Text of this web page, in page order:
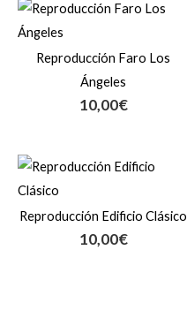
Reproducción Faro Los
Ángeles
10,00€
Reproducción Edificio Clásico
10,00€